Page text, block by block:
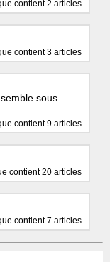
contient 2 articles
contient 3 articles
sous
contient 9 articles
contient 20 articles
contient 7 articles